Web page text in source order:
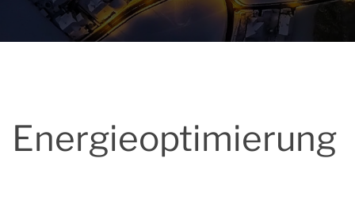
Energieoptimierung